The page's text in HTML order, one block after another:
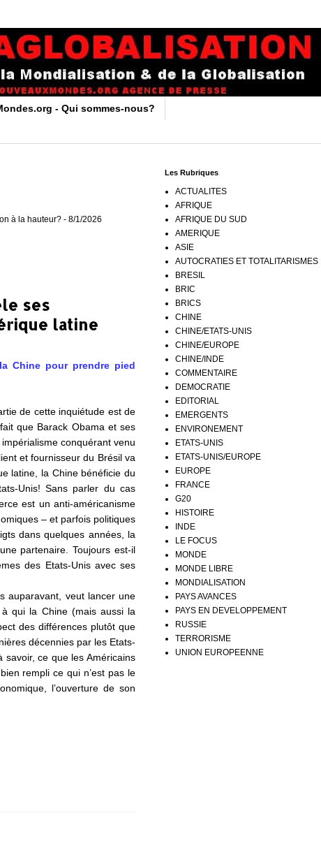
- Qui sommes-nous?
à la hauteur? - 8/1/2026
ses
latine
Chine pour prendre pied
de cette inquiétude est de
que Barack Obama et ses
conquérant venu
et fournisseur du Brésil va
latine, la Chine bénéficie du
Unis! Sans parler du cas
est un anti-américanisme
– et parfois politiques
dans quelques années, la
partenaire. Toujours est-il
des Etats-Unis avec ses
auparavant, veut lancer une
qui la Chine (mais aussi la
des différences plutôt que
décennies par les Etats-
savoir, ce que les Américains
rempli ce qui n’est pas le
l’ouverture de son
Les Rubriques
ACTUALITES
AFRIQUE
AFRIQUE DU SUD
AMERIQUE
ASIE
AUTOCRATIES ET TOTALITARISMES
BRESIL
BRIC
BRICS
CHINE
CHINE/ETATS-UNIS
CHINE/EUROPE
CHINE/INDE
COMMENTAIRE
DEMOCRATIE
EDITORIAL
EMERGENTS
ENVIRONEMENT
ETATS-UNIS
ETATS-UNIS/EUROPE
EUROPE
FRANCE
G20
HISTOIRE
INDE
LE FOCUS
MONDE
MONDE LIBRE
MONDIALISATION
PAYS AVANCES
PAYS EN DEVELOPPEMENT
RUSSIE
TERRORISME
UNION EUROPEENNE